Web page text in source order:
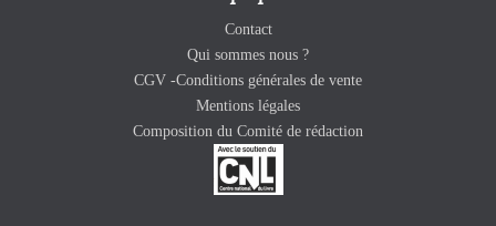
Contact
Qui sommes nous ?
CGV -Conditions générales de vente
Mentions légales
Composition du Comité de rédaction